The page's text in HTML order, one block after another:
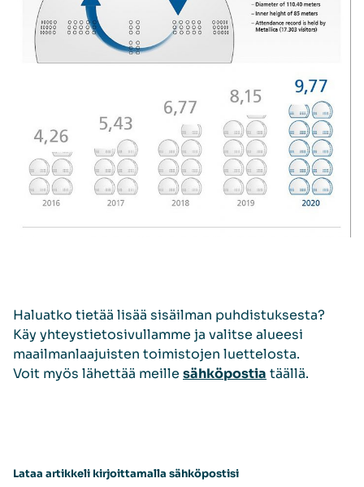
Haluatko tietää lisää sisäilman puhdistuksesta?
Käy yhteystietosivullamme ja valitse alueesi
maailmanlaajuisten toimistojen luettelosta.
Voit myös lähettää meille sähköpostia täällä.
Lataa artikkeli kirjoittamalla sähköpostisi